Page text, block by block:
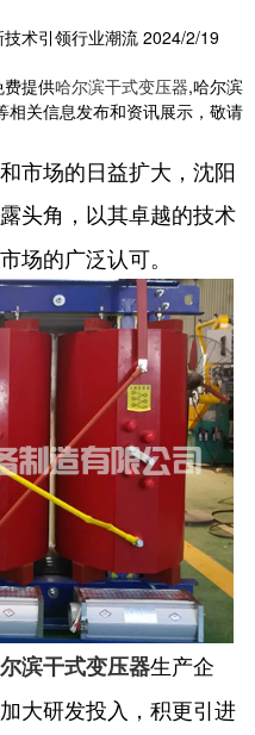
术引领行业潮流 2024/2/19
提供哈尔滨干式变压器,哈尔滨
相关信息发布和资讯展示，敬请
市场的日益扩大，沈阳
头角，以其卓越的技术
场的广泛认可。
滨干式变压器生产企
大研发投入，积更引进